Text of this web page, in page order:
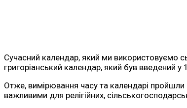
Сучасний календар, який ми використовуємо
григоріанський календар, який був введений
Отже, вимірювання часу та календарі
важливими для релігійних,